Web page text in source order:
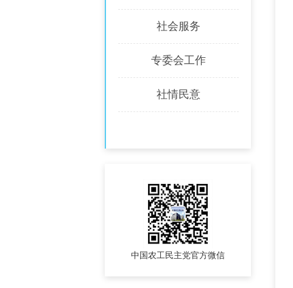
社会服务
专委会工作
社情民意
中国农工民主党官方微信